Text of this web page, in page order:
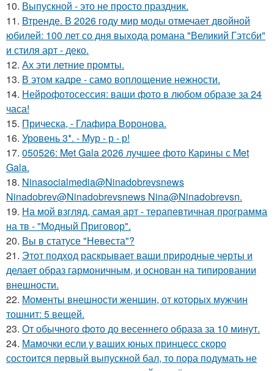
10. Выпускной - это не просто праздник.
11. Втренде. В 2026 году мир моды отмечает двойной
юбилей: 100 лет со дня выхода романа "Великий Гэтсби"
и стиля арт - деко.
12. Ах эти летние промты.
13. В этом кадре - само воплощение нежности.
14. Нейрофотосессия: ваши фото в любом образе за 24
часа!
15. Прическа, - Глафира Воронова.
16. Уровень 3*. - Мур - р - р!
17. 050526: Met Gala 2026 лучшее фото Карины с Met
Gala.
18. Ninasocialmedia@Ninadobrevsnews
Ninadobrev@Ninadobrevsnews Nina@Ninadobrevsn.
19. На мой взгляд, самая арт - терапевтичная программа
на тв - "Модный Приговор".
20. Вы в статусе "Невеста"?
21. Этот подход раскрывает ваши природные черты и
делает образ гармоничным, и основан на типировании
внешности.
22. Моменты внешности женщин, от которых мужчин
тошнит: 5 вещей.
23. От обычного фото до весеннего образа за 10 минут.
24. Мамочки если у ваших юных принцесс скоро
состоится первый выпускной бал, то пора подумать не